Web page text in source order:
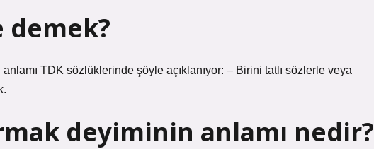
demek?
TDK sözlüklerinde şöyle açıklanıyor: – Birini tatlı sözlerle veya
deyiminin anlamı nedir?